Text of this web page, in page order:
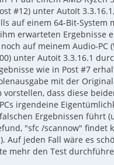
#12) unter AutoIt
auf einem 64-Bit-System
erwarteten Ergebnisse
auf meinem Audio-PC
unter Autoit 3.3.16.1
wie in Post #7
mit der
vorstellen, dass diese
irgendeine
Ergebnissen führt
"sfc /scannow" findet
Auf jeden Fall wäre es
mehr den Test